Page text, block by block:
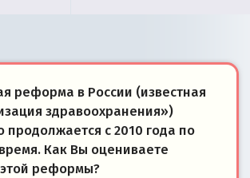
реформа в России (известная
здравоохранения»)
продолжается с 2010 года по
Как Вы оцениваете
этой реформы?